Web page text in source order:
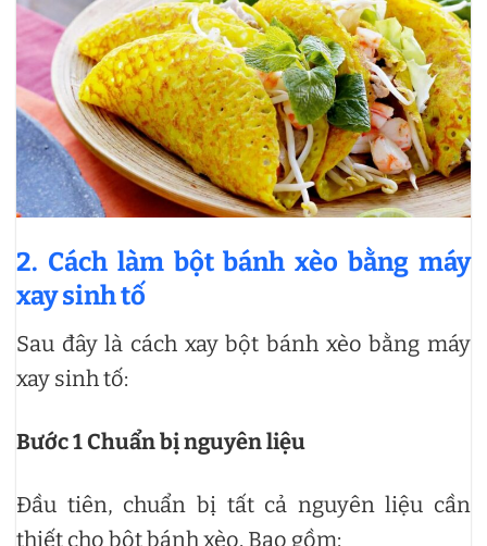
2. Cách làm bột bánh xèo bằng máy
xay sinh tố
Sau đây là cách xay bột bánh xèo bằng máy
xay sinh tố:
Bước 1Chuẩn bị nguyên liệu
Đầu tiên, chuẩn bị tất cả nguyên liệu cần
thiết cho bột bánh xèo. Bao gồm: